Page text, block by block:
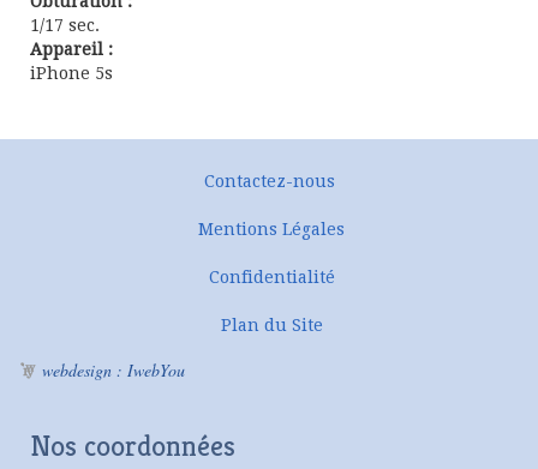
1/17 sec.
Appareil :
iPhone 5s
Contactez-nous
Mentions Légales
Confidentialité
Plan du Site
webdesign : IwebYou
Nos coordonnées